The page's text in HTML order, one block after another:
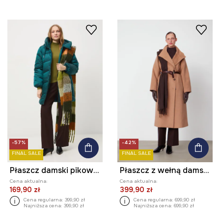
-57%
FINAL SALE
Płaszcz damski pikowany
Cena aktualna:
169,90 zł
Cena regularna: 399,90 zł
Najniższa cena: 399,90 zł
-42%
FINAL SALE
Płaszcz z wełną damski gładki
Cena aktualna:
399,90 zł
Cena regularna: 699,90 zł
Najniższa cena: 699,90 zł